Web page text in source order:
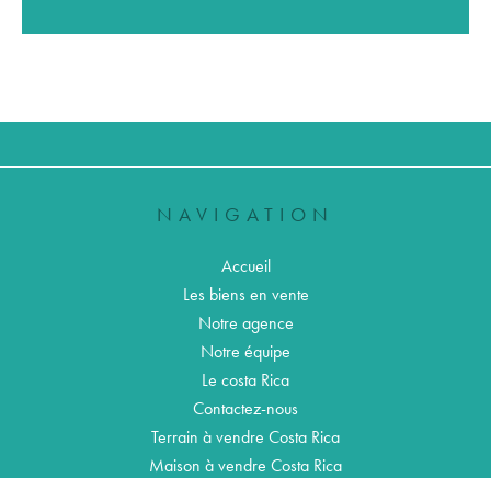
NAVIGATION
Accueil
Les biens en vente
Notre agence
Notre équipe
Le costa Rica
Contactez-nous
Terrain à vendre Costa Rica
Maison à vendre Costa Rica